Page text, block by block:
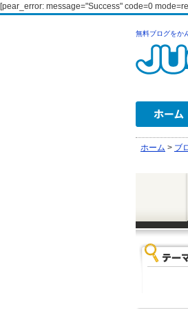
[pear_error: message="Success" code=0
無料ブログをか
ホーム > ブ